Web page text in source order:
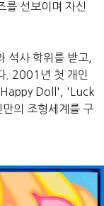
를 선보이며 자신
석사 학위를 받고,
. 2001년 첫 개인
'Happy Doll', 'Luck
의 조형세계를 구